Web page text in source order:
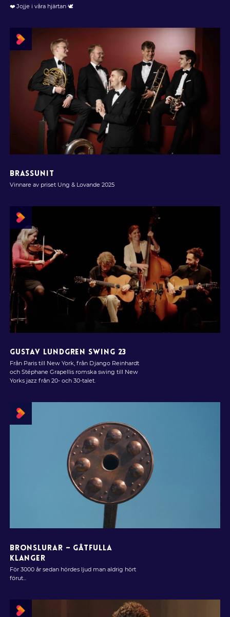
❤️ Jojje i våra hjärtan 🕊️
BRASSUNIT
Vinnare av priset Ung & Lovande 2025
GUSTAV LUNDGREN SWING 23
Från Paris till New York, från Django Reinhardt
och Stéphane Grapellis romska swing till New
Yorks jazz från 20- och 30-talet.
BRONSLURAR – GÅTFULLA
KLANGER
För 3000 år sedan hördes ljud man aldrig hört
förut...